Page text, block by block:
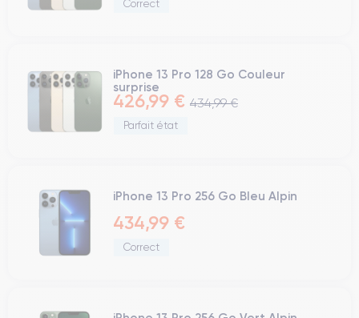
Correct
iPhone 13 Pro 128 Go Couleur
surprise
426,99 € 434,99 €
Parfait état
iPhone 13 Pro 256 Go Bleu Alpin
434,99 €
Correct